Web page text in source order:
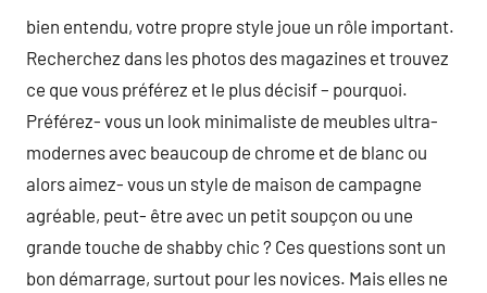
bien entendu, votre propre style joue un rôle important.
Recherchez dans les photos des magazines et trouvez
ce que vous préférez et le plus décisif – pourquoi.
Préférez- vous un look minimaliste de meubles ultra-
modernes avec beaucoup de chrome et de blanc ou
alors aimez- vous un style de maison de campagne
agréable, peut- être avec un petit soupçon ou une
grande touche de shabby chic ? Ces questions sont un
bon démarrage, surtout pour les novices. Mais elles ne